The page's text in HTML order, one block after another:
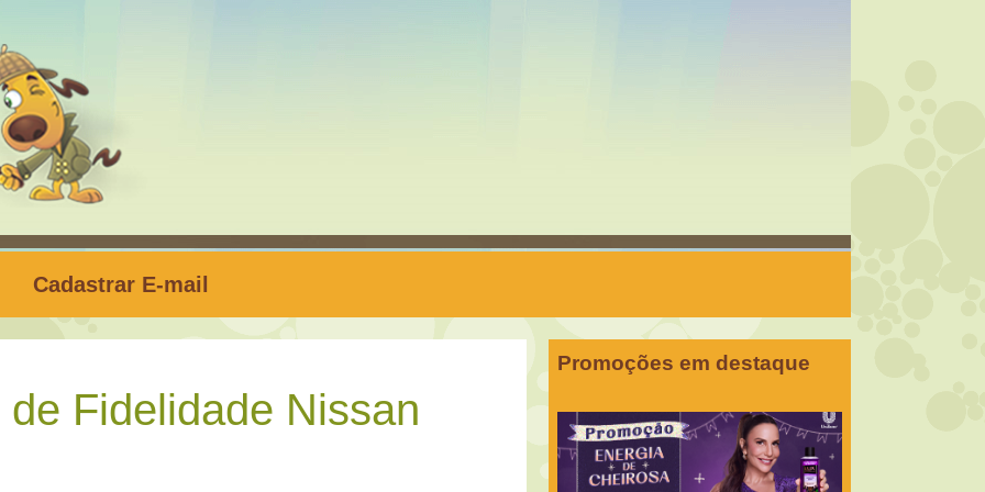
Cadastrar E-mail
Fidelidade Nissan
Promoções em destaque